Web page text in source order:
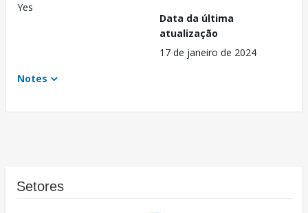
Yes
Data da última
atualização
17 de janeiro de 2024
Notes
Setores